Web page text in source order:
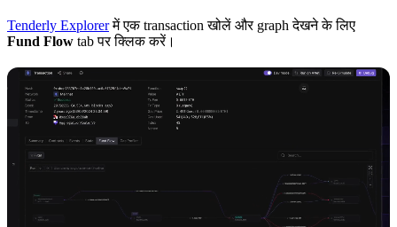
Tenderly Explorerमें एक transaction खोलें और graph देखने के लिए
Fund Flow tab पर क्लिक करें।